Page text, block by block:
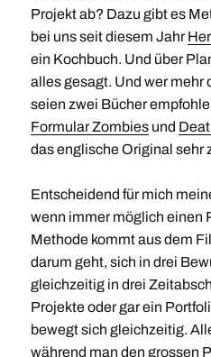
Projekt ab? Dazu gibt es
bei uns seit diesem Jahr
ein Kochbuch. Und über
alles gesagt. Und wer mehr
seien zwei Bücher
Formular Zombiesund
das englische Original sehr
Entscheidend für mich
wenn immer möglich einen
Methode kommt aus dem
darum geht, sich in drei
gleichzeitig in drei
Projekte oder gar ein
bewegt sich gleichzeitig.
während man den grossen